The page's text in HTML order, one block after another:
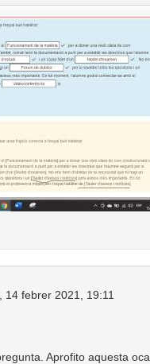
14 febrer 2021, 19:11
Aprofito aquesta